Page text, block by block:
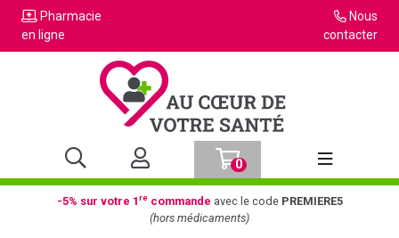
Pharmacie
en ligne
Nous
contacter
0
Afficher la
-5% sur votre 1recommande avec le code PREMIERE5
(hors médicaments)